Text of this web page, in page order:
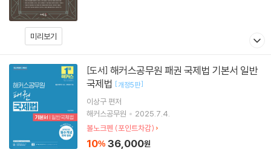
미리보기
[도서]
국제법 [개정5판]
이상구 편저
해커스공무원
2025.7.4.
볼노크펜 (포인트차감)
10% 36,000원